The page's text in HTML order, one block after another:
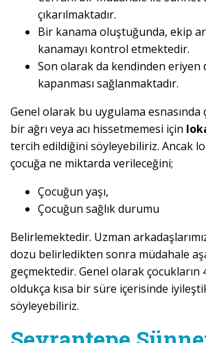
çıkarılmaktadır.
Bir kanama oluştuğunda, ekip
kanamayı kontrol etmektedir.
Son olarak da kendinden eriyen
kapanması sağlanmaktadır.
Genel olarak bu uygulama
bir ağrı veya acı hissetmemesi için
tercih edildiğini söyleyebiliriz. Ancak
çocuğa ne miktarda verileceğini;
Çocuğun yaşı,
Çocuğun sağlık durumu
Belirlemektedir. Uzman
dozu belirledikten sonra müdahale
geçmektedir. Genel olarak çocukların
oldukça kısa bir süre içerisinde
söyleyebiliriz.